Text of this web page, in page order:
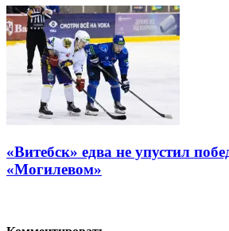
«Витебск» едва не упустил
«Могилевом»